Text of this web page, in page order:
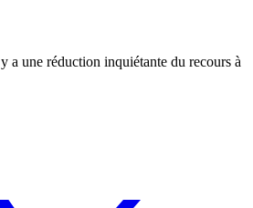
a une réduction inquiétante du recours à